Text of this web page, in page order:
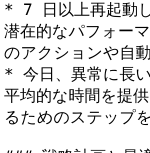
* 7 日以上再起動
潜在的なパフォー
のアクションや自
* 今日、異常に長
平均的な時間を提
るためのステップ